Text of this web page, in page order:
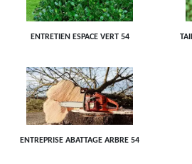
ENTRETIEN ESPACE VERT 54
ENTREPRISE ABATTAGE ARBRE 54